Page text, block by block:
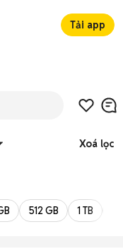
Tải app
Xoá lọc
512 GB 1 TB